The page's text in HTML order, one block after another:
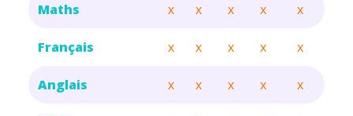
Maths x x x x x
Français x x x x x
Anglais x x x x x